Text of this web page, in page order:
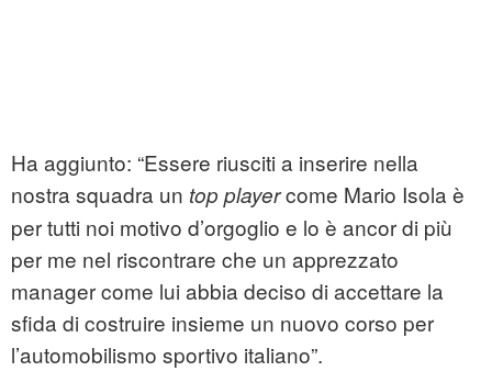
Ha aggiunto: “Essere riusciti a inserire nella
nostra squadra un top playercome Mario Isola è
per tutti noi motivo d’orgoglio e lo è ancor di più
per me nel riscontrare che un apprezzato
manager come lui abbia deciso di accettare la
sfida di costruire insieme un nuovo corso per
l’automobilismo sportivo italiano”.